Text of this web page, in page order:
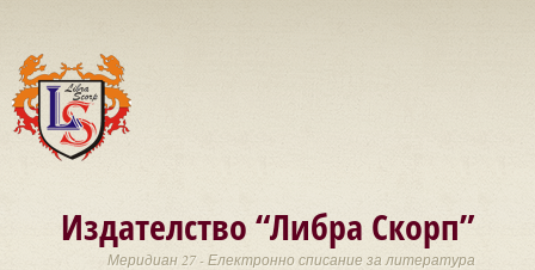
Издателство “Либра Скорп”
Меридиан 27 - Електронно списание за литература